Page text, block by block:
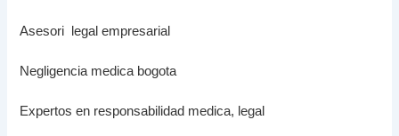
Asesori legal empresarial
Negligencia medica bogota
Expertos en responsabilidad medica, legal